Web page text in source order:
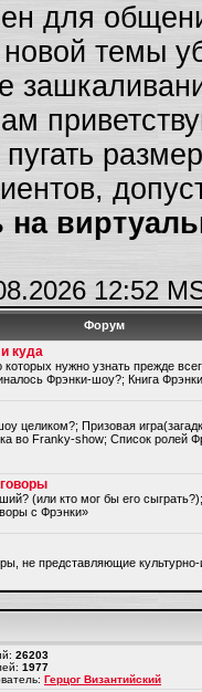
для
темы
12:52
Форум
куда
которых нужно узнать прежде
Фрэнки-шоу?; Книга
целиком?; Призовая
во Franky-show; Список ролей
(или кто мог бы его
с Фрэнки»
не представляющие культурно-
26203
1977
Герцог Византийский